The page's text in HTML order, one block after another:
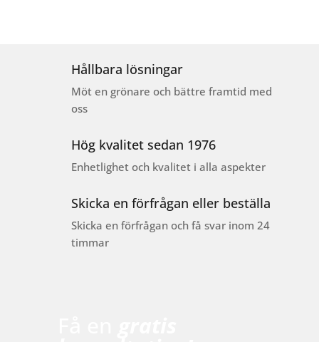
Hållbara lösningar
Möt en grönare och bättre framtid med
oss
Hög kvalitet sedan 1976
Enhetlighet och kvalitet i alla aspekter
Skicka en förfrågan eller beställa
Skicka en förfrågan och få svar inom 24
timmar